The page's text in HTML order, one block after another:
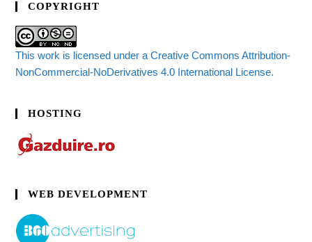
COPYRIGHT
This work is licensed under a Creative Commons Attribution-
NonCommercial-NoDerivatives 4.0 International License.
HOSTING
WEB DEVELOPMENT